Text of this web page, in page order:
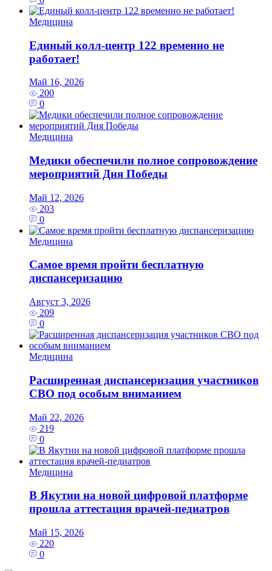
Медицина
Единый колл-центр 122 временно не
работает!
Май 16, 2026
200
0
Медицина
Медики обеспечили полное сопровождение
мероприятий Дня Победы
Май 12, 2026
203
0
Медицина
Самое время пройти бесплатную
диспансеризацию
Август 3, 2026
209
0
Медицина
Расширенная диспансеризация участников
СВО под особым вниманием
Май 22, 2026
219
0
Медицина
В Якутии на новой цифровой платформе
прошла аттестация врачей-педиатров
Май 15, 2026
220
0